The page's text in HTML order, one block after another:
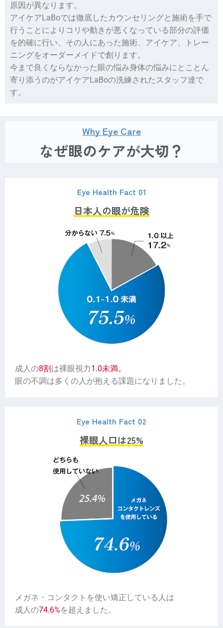
原因が異なります。
アイケアLaBoでは徹底したカウンセリングと施術を手で
行うことによりコリや動きが悪くなっている部分の評価
を的確に行い、その人にあった施術、アイケア、トレー
ニングをオーダーメイドで創ります。
今まで良くならなかった眼の悩み身体の悩みにとことん
寄り添うのがアイケアLaBoの洗練されたスタッフ達で
す。
Why Eye Care
なぜ眼のケアが大切？
Eye Health Fact 01
日本人の眼が危険
成人の8割は裸眼視力1.0未満。
眼の不調は多くの人が抱える課題になりました。
Eye Health Fact 02
裸眼人口は25%
メガネ・コンタクトを使い矯正している人は
成人の74.6%を超えました。